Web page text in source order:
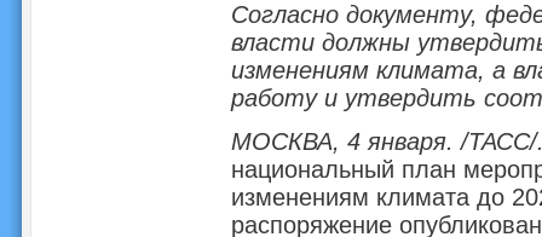
Согласно документу,
власти должны
изменениям климата, а
работу и утвердить
МОСКВА, 4 января. /ТАСС/
национальный план
изменениям климата до
распоряжение